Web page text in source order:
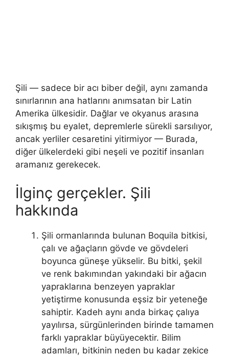
Şili — sadece bir acı biber değil, aynı zamanda
sınırlarının ana hatlarını anımsatan bir Latin
Amerika ülkesidir. Dağlar ve okyanus arasına
sıkışmış bu eyalet, depremlerle sürekli sarsılıyor,
ancak yerliler cesaretini yitirmiyor — Burada,
diğer ülkelerdeki gibi neşeli ve pozitif insanları
aramanız gerekecek.
İlginç gerçekler. Şili
hakkında
Şili ormanlarında bulunan Boquila bitkisi,
çalı ve ağaçların gövde ve gövdeleri
boyunca güneşe yükselir. Bu bitki, şekil
ve renk bakımından yakındaki bir ağacın
yapraklarına benzeyen yapraklar
yetiştirme konusunda eşsiz bir yeteneğe
sahiptir. Kadeh aynı anda birkaç çalıya
yayılırsa, sürgünlerinden birinde tamamen
farklı yapraklar büyüyecektir. Bilim
adamları, bitkinin neden bu kadar zekice